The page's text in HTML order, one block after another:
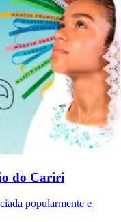
do Cariri
popularmente e